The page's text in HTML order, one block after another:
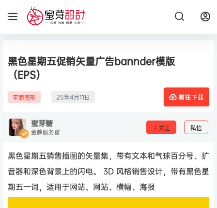
黑色星期五促销矢量广告bannder模版
（EPS）
平面图形 25年4月11日 前往下载
蜜芽糖
金牌服务官 关注 私信
黑色星期五销售插图的矢量集，带有文本和气球百分号、扩
音器和深色背景上的闪电。 3D 风格销售设计，带有黑色星
期五一词，适用于网站、网站、横幅、海报